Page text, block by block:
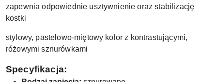
zapewnia odpowiednie usztywnienie oraz stabilizację
kostki
stylowy, pastelowo-miętowy kolor z kontrastującymi,
różowymi sznurówkami
Specyfikacja: